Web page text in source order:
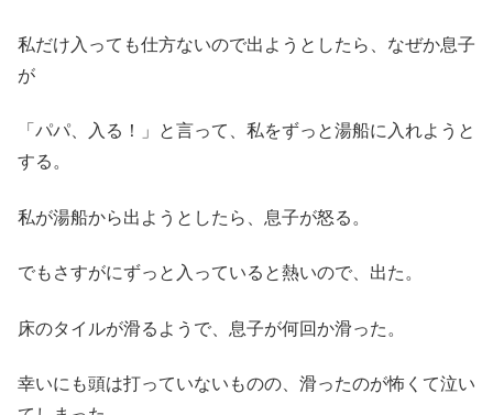
私だけ入っても仕方ないので出ようとしたら、なぜか息子
が
「パパ、入る！」と言って、私をずっと湯船に入れようと
する。
私が湯船から出ようとしたら、息子が怒る。
でもさすがにずっと入っていると熱いので、出た。
床のタイルが滑るようで、息子が何回か滑った。
幸いにも頭は打っていないものの、滑ったのが怖くて泣い